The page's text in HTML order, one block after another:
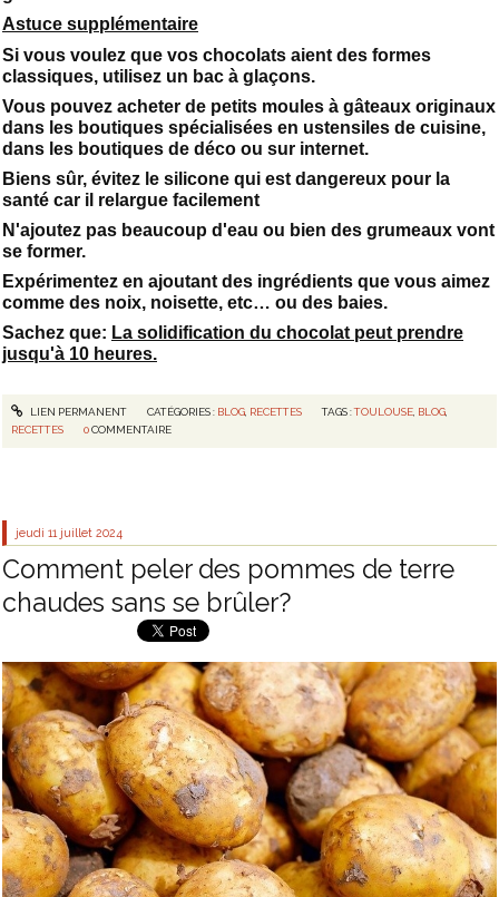
Astuce supplémentaire
Si vous voulez que vos chocolats aient des formes
classiques, utilisez un bac à glaçons.
Vous pouvez acheter de petits moules à gâteaux originaux
dans les boutiques spécialisées en ustensiles de cuisine,
dans les boutiques de déco ou sur internet.
Biens sûr, évitez le silicone qui est dangereux pour la
santé car il relargue facilement
N'ajoutez pas beaucoup d'eau ou bien des grumeaux vont
se former.
Expérimentez en ajoutant des ingrédients que vous aimez
comme des noix, noisette, etc… ou des baies.
Sachez que: La solidification du chocolat peut prendre
jusqu'à 10 heures.
LIEN PERMANENT CATÉGORIES : BLOG, RECETTES TAGS :TOULOUSE BLOG
RECETTES
0 COMMENTAIRE
jeudi 11 juillet 2024
Comment peler des pommes de terre
chaudes sans se brûler?